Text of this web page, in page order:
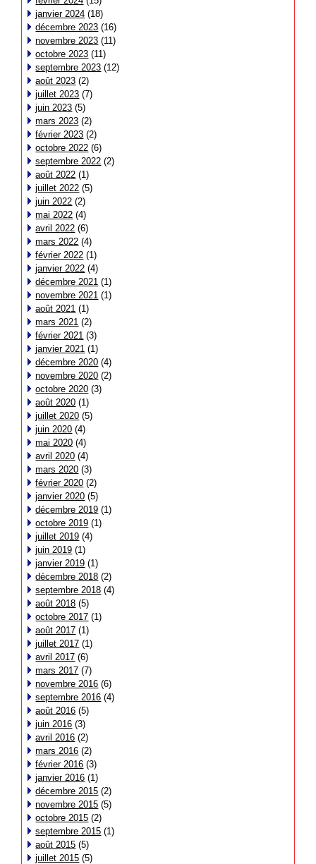
janvier 2024 (18)
décembre 2023 (16)
novembre 2023 (11)
octobre 2023 (11)
septembre 2023 (12)
août 2023 (2)
juillet 2023 (7)
juin 2023 (5)
mars 2023 (2)
février 2023 (2)
octobre 2022 (6)
septembre 2022 (2)
août 2022 (1)
juillet 2022 (5)
juin 2022 (2)
mai 2022 (4)
avril 2022 (6)
mars 2022 (4)
février 2022 (1)
janvier 2022 (4)
décembre 2021 (1)
novembre 2021 (1)
août 2021 (1)
mars 2021 (2)
février 2021 (3)
janvier 2021 (1)
décembre 2020 (4)
novembre 2020 (2)
octobre 2020 (3)
août 2020 (1)
juillet 2020 (5)
juin 2020 (4)
mai 2020 (4)
avril 2020 (4)
mars 2020 (3)
février 2020 (2)
janvier 2020 (5)
décembre 2019 (1)
octobre 2019 (1)
juillet 2019 (4)
juin 2019 (1)
janvier 2019 (1)
décembre 2018 (2)
septembre 2018 (4)
août 2018 (5)
octobre 2017 (1)
août 2017 (1)
juillet 2017 (1)
avril 2017 (6)
mars 2017 (7)
novembre 2016 (6)
septembre 2016 (4)
août 2016 (5)
juin 2016 (3)
avril 2016 (2)
mars 2016 (2)
février 2016 (3)
janvier 2016 (1)
décembre 2015 (2)
novembre 2015 (5)
octobre 2015 (2)
septembre 2015 (1)
août 2015 (5)
juillet 2015 (5)